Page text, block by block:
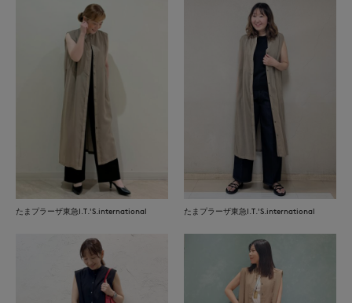
たまプラーザ東急I.T.'S.international たまプラーザ東急I.T.'S.international